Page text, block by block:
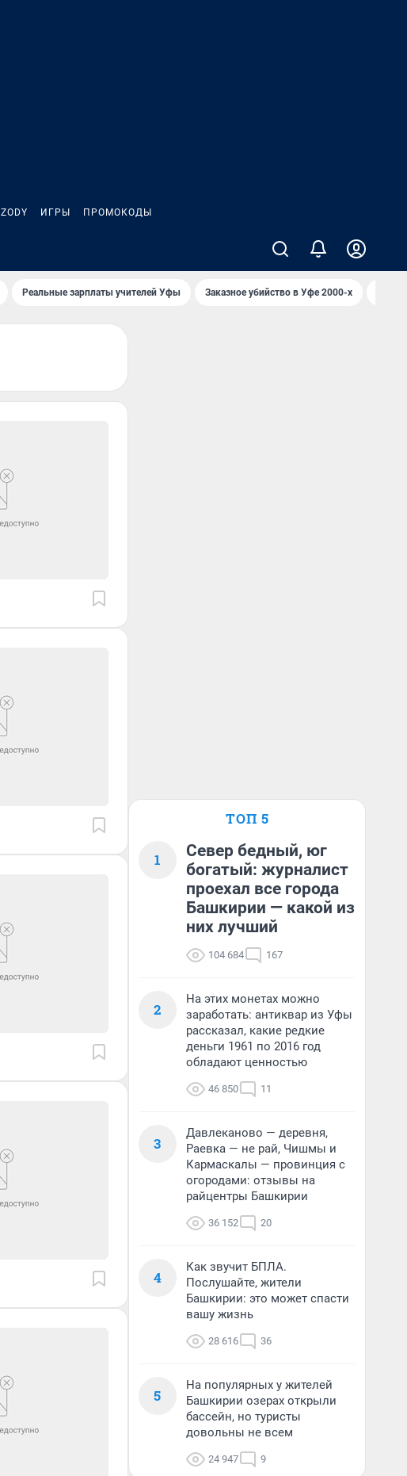
ZODY ИГРЫ ПРОМОКОДЫ
Реальные зарплаты учителей Уфы Заказное убийство в Уфе 2000-х
ТОП 5
1
Север бедный, юг
богатый: журналист
проехал все города
Башкирии — какой из
них лучший
104 684 167
2
На этих монетах можно
заработать: антиквар из Уфы
рассказал, какие редкие
деньги 1961 по 2016 год
обладают ценностью
46 850 11
3
Давлеканово — деревня,
Раевка — не рай, Чишмы и
Кармаскалы — провинция с
огородами: отзывы на
райцентры Башкирии
36 152 20
4
Как звучит БПЛА.
Послушайте, жители
Башкирии: это может спасти
вашу жизнь
28 616 36
5
На популярных у жителей
Башкирии озерах открыли
бассейн, но туристы
довольны не всем
24 947 9